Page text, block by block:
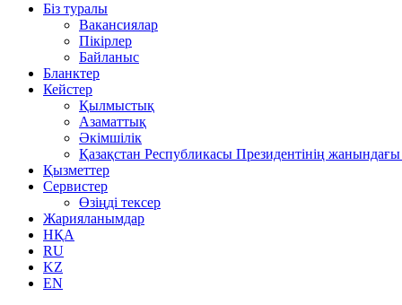
Біз туралы
Вакансиялар
Пікірлер
Байланыс
Бланктер
Кейстер
Қылмыстық
Азаматтық
Әкімшілік
Қазақстан Республикасы Президентінің
Қызметтер
Сервистер
Өзіңді тексер
Жарияланымдар
НҚА
RU
KZ
EN